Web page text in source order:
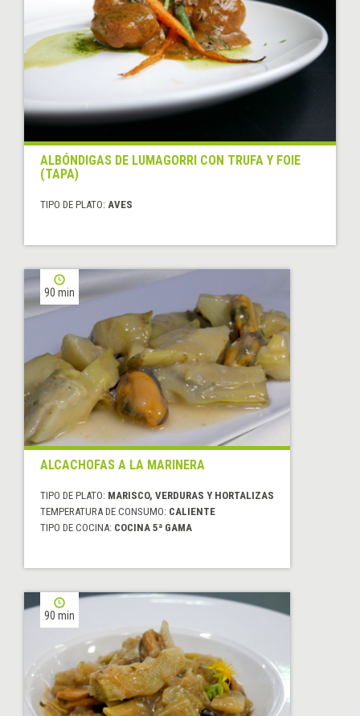
ALBÓNDIGAS DE LUMAGORRI CON TRUFA Y FOIE
(TAPA)
TIPO DE PLATO: AVES
90 min
ALCACHOFAS A LA MARINERA
TIPO DE PLATO: MARISCO, VERDURAS Y HORTALIZAS
TEMPERATURA DE CONSUMO: CALIENTE
TIPO DE COCINA: COCINA 5ª GAMA
90 min